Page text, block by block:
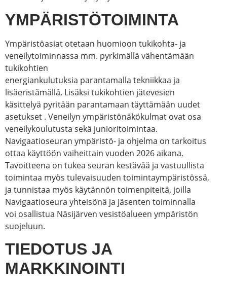
YMPÄRISTÖTOIMINTA
Ympäristöasiat otetaan huomioon tukikohta- ja
veneilytoiminnassa mm. pyrkimällä vähentämään
tukikohtien
energiankulutuksia parantamalla tekniikkaa ja
lisäeristämällä. Lisäksi tukikohtien jätevesien
käsittelyä pyritään parantamaan täyttämään uudet
asetukset . Veneilyn ympäristönäkökulmat ovat osa
veneilykoulutusta sekä junioritoimintaa.
Navigaatioseuran ympäristö- ja ohjelma on tarkoitus
ottaa käyttöön vaiheittain vuoden 2026 aikana.
Tavoitteena on tukea seuran kestävää ja vastuullista
toimintaa myös tulevaisuuden toimintaympäristössä,
ja tunnistaa myös käytännön toimenpiteitä, joilla
Navigaatioseura yhteisönä ja jäsenten toiminnalla
voi osallistua Näsijärven vesistöalueen ympäristön
suojeluun.
TIEDOTUS JA
MARKKINOINTI